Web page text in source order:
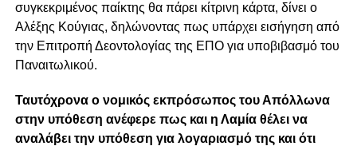
συγκεκριμένος παίκτης θα πάρει κίτρινη κάρτα, δίνει ο
Αλέξης Κούγιας, δηλώνοντας πως υπάρχει εισήγηση από
την Επιτροπή Δεοντολογίας της ΕΠΟ για υποβιβασμό του
Παναιτωλικού.
Ταυτόχρονα ο νομικός εκπρόσωπος του Απόλλωνα
στην υπόθεση ανέφερε πως και η Λαμία θέλει να
αναλάβει την υπόθεση για λογαριασμό της και ότι